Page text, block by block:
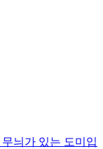
늬가 있는 도미입